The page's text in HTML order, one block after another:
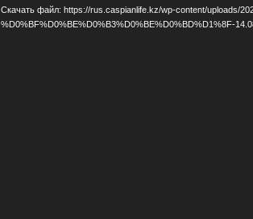
Скачать файл: https://rus.caspianlife.kz/wp-content/uploads/
%D0%BF%D0%BE%D0%B3%D0%BE%D0%BD%D1%8F-